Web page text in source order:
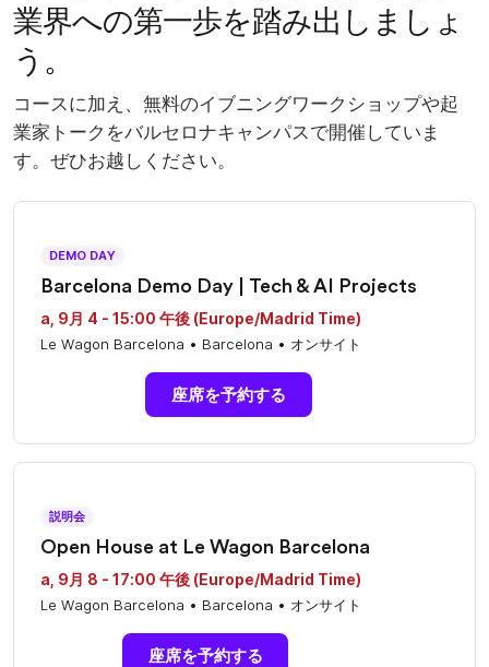
業界への第一歩を踏み出しましょ
う 。
コースに加え、無料のイブニングワークショップや起
業家トークをバルセロナキャンパスで開催していま
す。ぜひお越しください。
DEMO DAY
Barcelona Demo Day | Tech & AI Projects
a, 9月 4 - 15:00 午後 (Europe/Madrid Time)
Le Wagon Barcelona • Barcelona • オンサイト
座席を予約する
説明会
Open House at Le Wagon Barcelona
a, 9月 8 - 17:00 午後 (Europe/Madrid Time)
Le Wagon Barcelona • Barcelona • オンサイト
座席を予約する